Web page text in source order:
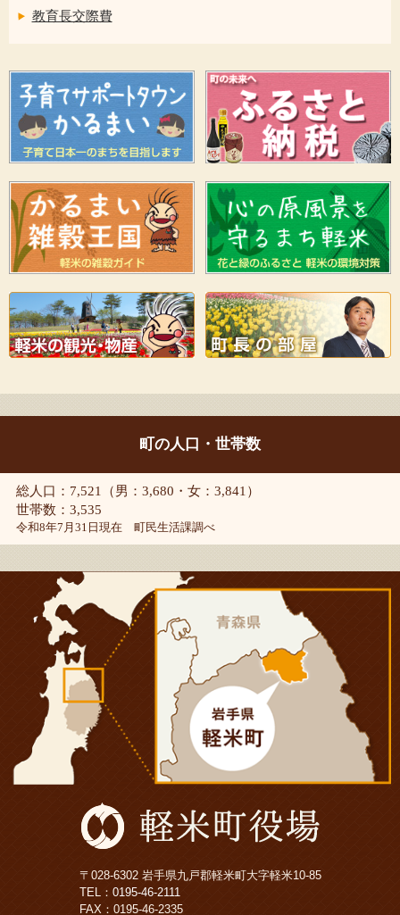
教育長交際費
町の人口・世帯数
総人口：7,521（男：3,680・女：3,841）
世帯数：3,535
令和8年7月31日現在 町民生活課調べ
〒028-6302 岩手県九戸郡軽米町大字軽米10-85
TEL： 0195-46-2111
FAX：0195-46-2335